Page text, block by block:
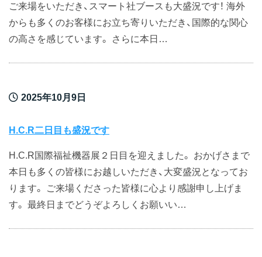
ご来場をいただき、スマート社ブースも大盛況です！ 海外
からも多くのお客様にお立ち寄りいただき、国際的な関心
の高さを感じています。 さらに本日…
2025年10月9日
H.C.R二日目も盛況です
H.C.R国際福祉機器展２日目を迎えました。 おかげさまで
本日も多くの皆様にお越しいただき、大変盛況となってお
ります。 ご来場くださった皆様に心より感謝申し上げま
す。 最終日までどうぞよろしくお願いい…